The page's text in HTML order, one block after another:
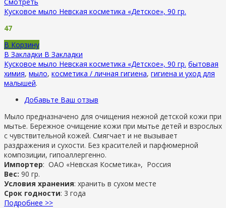
Кусковое мыло Невская косметика «Детское», 90 гр.
47
В Корзину
В Закладки В Закладки
Кусковое мыло Невская косметика «Детское», 90 гр. бытовая
химия, мыло, косметика / личная гигиена, гигиена и уход для
малышей.
Добавьте Ваш отзыв
Мыло предназначено для очищения нежной детской кожи при
мытье. Бережное очищение кожи при мытье детей и взрослых
с чувствительной кожей. Смягчает и не вызывает
раздражения и сухости. Без красителей и парфюмерной
композиции, гипоаллергенно.
Импортер: ОАО «Невская Косметика», Россия
Вес: 90 гр.
Условия хранения: хранить в сухом месте
Срок годности: 3 года
Подробнее >>